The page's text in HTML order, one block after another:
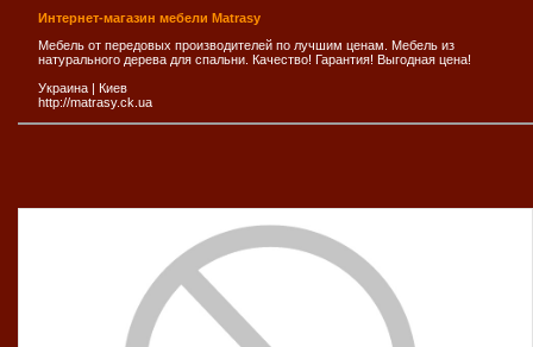
Интернет-магазин мебели Matrasy
Мебель от передовых производителей по лучшим ценам. Мебель из
натурального дерева для спальни. Качество! Гарантия! Выгодная цена!
Украина | Киев
http://matrasy.ck.ua